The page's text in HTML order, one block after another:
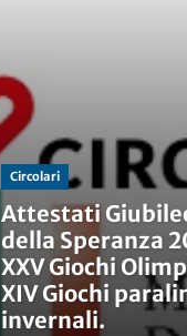
Circolari
Attestati
della Speranza
XXV Giochi
XIV Giochi
invernali.